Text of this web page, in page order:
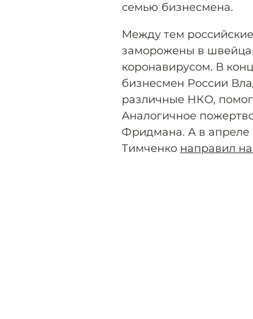
семью бизнесмена.
Между тем
заморожены в
коронавирусом. В
бизнесмен России
различные НКО,
Аналогичное
Фридмана. А в апреле
Тимченко направил